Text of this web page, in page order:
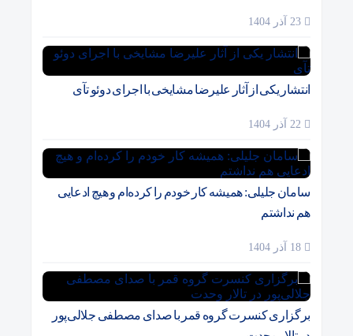
انتشار یکی از آثار علیرضا مشایخی با اجرای دوئو تآی
سامان جلیلی: همیشه کار خودم را کرده‌ام و هیچ ادعایی
هم نداشتم
برگزاری کنسرت گروه قمر با صدای مصطفی جلالی‌پور